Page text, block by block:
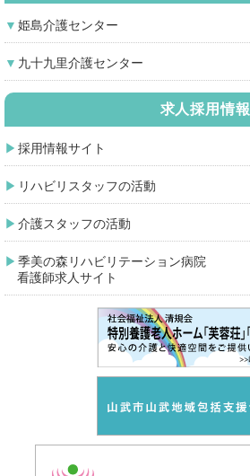
姫島介護センター
九十九里介護センター
求人採用情報
採用情報サイト
リハビリスタッフの活動
介護スタッフの活動
季美の森リハビリテーション病院
看護師求人サイト